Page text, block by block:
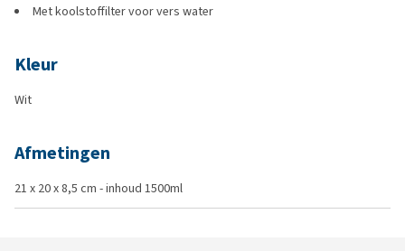
Met koolstoffilter voor vers water
Kleur
Wit
Afmetingen
21 x 20 x 8,5 cm - inhoud 1500ml